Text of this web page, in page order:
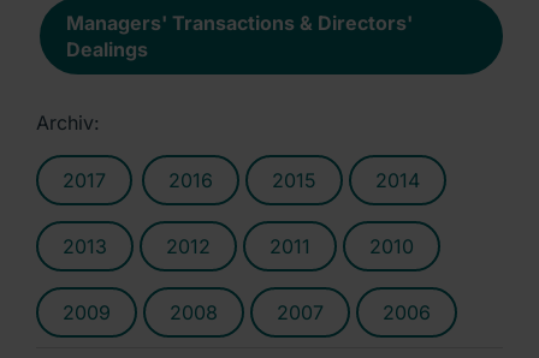
Managers' Transactions & Directors'
Dealings
Archiv:
2017 2016 2015 2014
2013 2012 2011 2010
2009 2008 2007 2006